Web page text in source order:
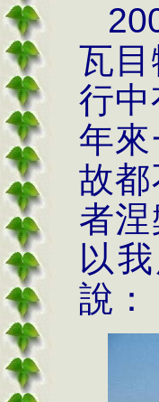
瓦
行
年
故
者
以
說：